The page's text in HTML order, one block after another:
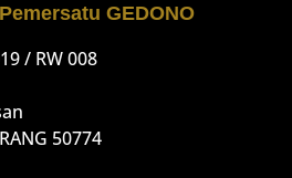
GEDONO
/ RW 008
50774